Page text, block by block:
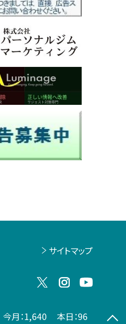
サイトマップ
今月：1,640 本日：96